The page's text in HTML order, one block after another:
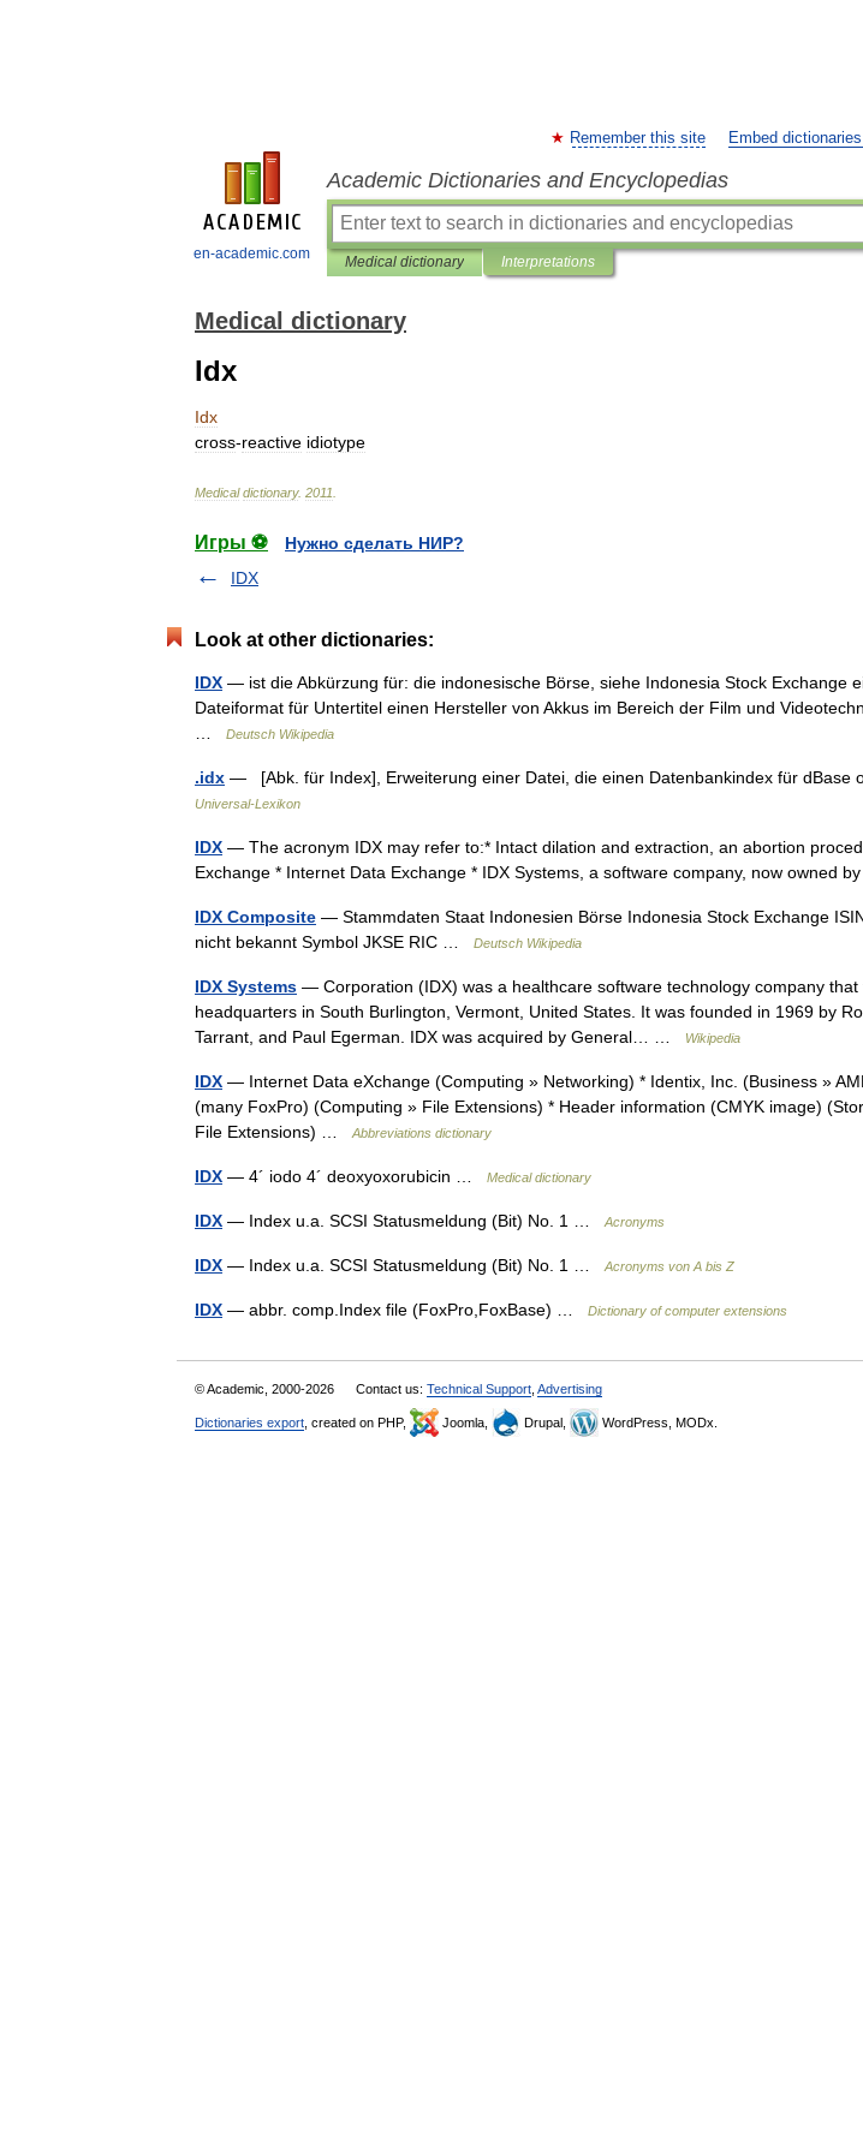
en-academic.com
Remember this site Embed
Academic Dictionaries and Encyclopedias
Medical dictionary Interpretations
Medical dictionary
Idx
Idx
cross-reactive idiotype
Medical dictionary. 2011
Игры ⚽
Нужно сделать НИР?
IDX
Look at other dictionaries:
IDX — ist die Abkürzung für: die indonesische Börse, siehe Indonesia Stock Exchange
Dateiformat für Untertitel einen Hersteller von Akkus im Bereich der Film und
Deutsch Wikipedia
.idx — [Abk. für Index], Erweiterung einer Datei, die einen Datenbankindex für dBase
Universal-Lexikon
IDX — The acronym IDX may refer to:* Intact dilation and extraction, an abortion
Exchange * Internet Data Exchange * IDX Systems, a software company, now owned
IDX Composite — Stammdaten Staat Indonesien Börse Indonesia Stock Exchange
nicht bekannt Symbol JKSE RIC …
Deutsch Wikipedia
IDX Systems — Corporation (IDX) was a healthcare software technology company that
headquarters in South Burlington, Vermont, United States. It was founded in 1969 by
Tarrant, and Paul Egerman. IDX was acquired by General… …
Wikipedia
IDX — Internet Data eXchange (Computing » Networking) * Identix, Inc. (Business »
(many FoxPro) (Computing » File Extensions) * Header information (CMYK image)
File Extensions) …
Abbreviations dictionary
IDX — 4´ iodo 4´ deoxyoxorubicin … Medical dictionary
IDX — Index u.a. SCSI Statusmeldung (Bit) No. 1 … Acronyms
IDX — Index u.a. SCSI Statusmeldung (Bit) No. 1 … Acronyms von A bis Z
IDX — abbr. comp.Index file (FoxPro,FoxBase) … Dictionary of computer extensions
© Academic, 2000-2026 Contact us: Technical Support Advertising
Dictionaries export , created on PHP, Joomla, Drupal, WordPress, MODx.